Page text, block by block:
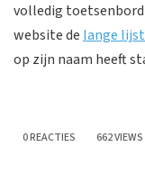
volledig toetsenbord
website de lange lijst
op zijn naam heeft
0 REACTIES 662 VIEWS